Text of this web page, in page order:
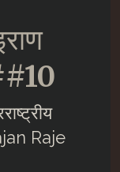
Raje